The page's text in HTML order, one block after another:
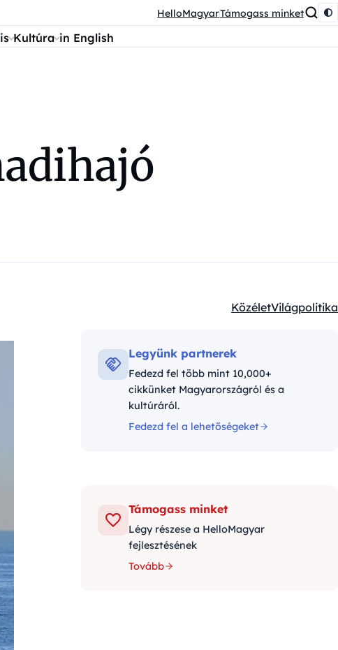
HelloMagyarTámogass minket
Kultúra in English
Kategóriák:
KözéletVilágpolitika
Legyünk partnerek
Fedezd fel több mint 10,000+
cikkünket Magyarországról és a
kultúráról.
Fedezd fel a lehetőségeket
Támogass minket
Légy részese a HelloMagyar
fejlesztésének
Tovább